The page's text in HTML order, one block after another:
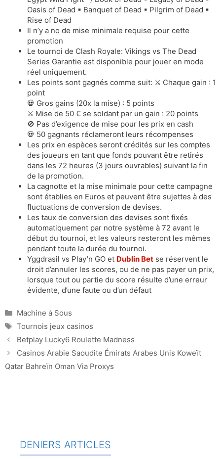
Oasis of Dead ▪ Banquet of Dead ▪ Pilgrim of Dead ▪
Rise of Dead
Il n’y a no de mise minimale requise pour cette
promotion
Le tournoi de Clash Royale: Vikings vs The Dead
Series Garantie est disponible pour jouer en mode
réel uniquement.
Les points sont gagnés comme suit: ⚔️ Chaque gain : 1
point
💀 Gros gains (20x la mise) : 5 points
⚔️ Mise de 50 € se soldant par un gain : 20 points
🚫 Pas d’exigence de mise pour les prix en cash
💀 50 gagnants réclameront leurs récompenses
Les prix en espèces seront crédités sur les comptes
des joueurs en tant que fonds pouvant être retirés
dans les 72 heures (3 jours ouvrables) suivant la fin
de la promotion.
La cagnotte et la mise minimale pour cette campagne
sont établies en Euros et peuvent être sujettes à des
fluctuations de conversion de devises.
Les taux de conversion des devises sont fixés
automatiquement par notre système à 72 avant le
début du tournoi, et les valeurs resteront les mêmes
pendant toute la durée du tournoi.
Yggdrasil vs Play’n GO et Dublin Bet se réservent le
droit d’annuler les scores, ou de ne pas payer un prix,
lorsque tout ou partie du score résulte d’une erreur
évidente, d’une faute ou d’un défaut
Catégories
Machine à Sous
Étiquettes
Tournois jeux casinos
Betplay Lucky6 Roulette Madness
Casinos Arabie Saoudite Émirats Arabes Unis Koweït
Qatar Bahreïn Oman Via Proxys
DENIERS ARTICLES